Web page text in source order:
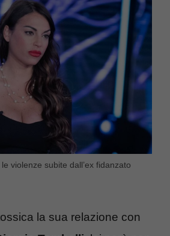
violenze subite dall’ex fidanzato
la sua relazione con